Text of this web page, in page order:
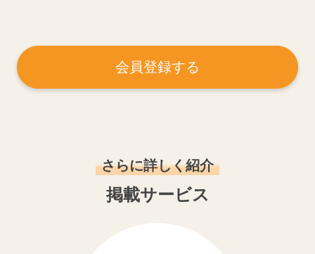
会員登録する
さらに詳しく紹介
掲載サービス